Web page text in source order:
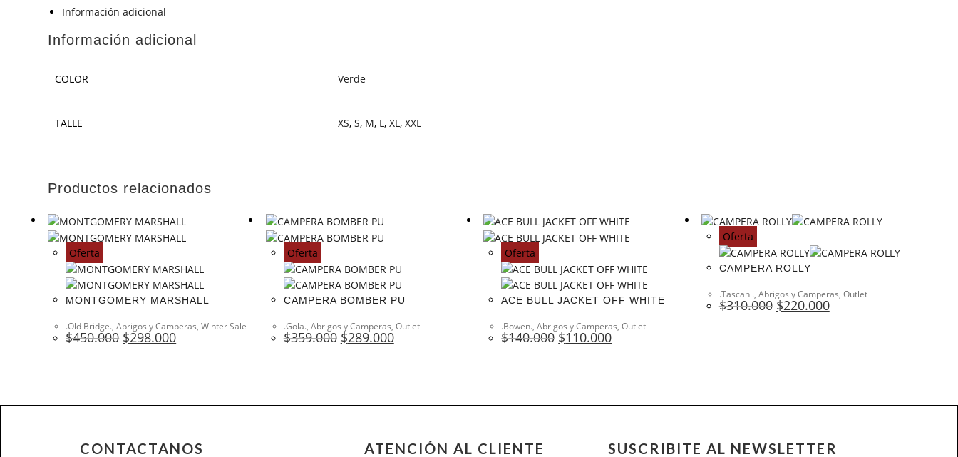
Información adicional
Información adicional
COLOR Verde
TALLE XS,S, M, L ,XL ,XXL
Productos relacionados
Oferta
MONTGOMERY MARSHALL
.Old Bridge.,Abrigos y Camperas,Winter Sale
$450.000 $298.000
Oferta
CAMPERA BOMBER PU
.Gola., Abrigos y Camperas, Outlet
$359.000 $289.000
Oferta
ACE BULL JACKET OFF WHITE
.Bowen.,Abrigos y Camperas,Outlet
$140.000 $110.000
Oferta
CAMPERA ROLLY
.Tascani., Abrigos y Camperas, Outlet
$310.000 $220.000
CONTACTANOS ATENCIÓN AL CLIENTE SUSCRIBITE AL NEWSLETTER